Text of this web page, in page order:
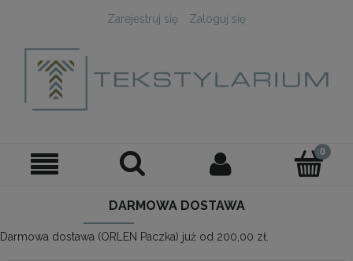
Zarejestruj się Zaloguj się
DARMOWA DOSTAWA
Darmowa dostawa (ORLEN Paczka) już od 200,00 zł.